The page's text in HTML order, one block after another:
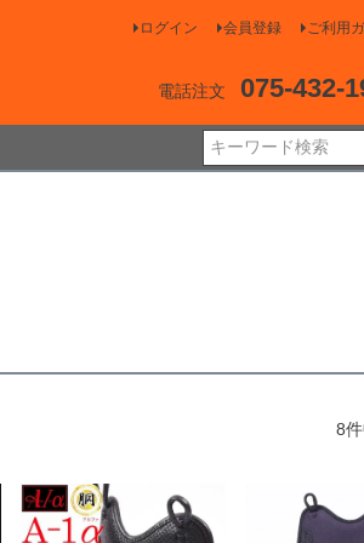
ログイン 会員登録 ご利用
電話注文 075-432-
8